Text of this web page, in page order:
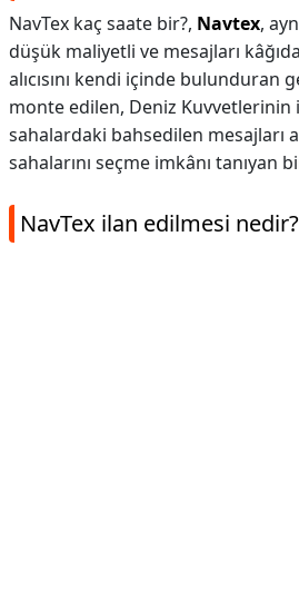
NavTex kaç saate bir?, Navtex,
düşük maliyetli ve mesajları
alıcısını kendi içinde
monte edilen, Deniz Kuvvetlerinin
sahalardaki bahsedilen mesajları
sahalarını seçme imkânı tanıyan
NavTex ilan edilmesi nedir?